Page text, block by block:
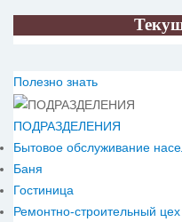
Полезно знать
ПОДРАЗДЕЛЕНИЯ
Бытовое обслуживание
Баня
Гостиница
Ремонтно-строительный цех